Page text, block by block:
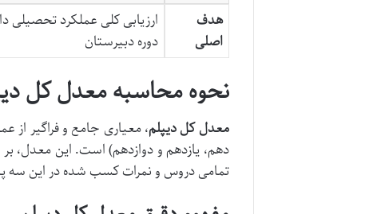
هدف
اصلی
ارزیابی کلی عملکرد تحصیلی
دوره دبیرستان
نحوه محاسبه معدل کل
معدل کل دیپلم، معیاری جامع و فراگیر
دهم، یازدهم و دوازدهم) است. این معدل،
تمامی دروس و نمرات کسب شده در این سه